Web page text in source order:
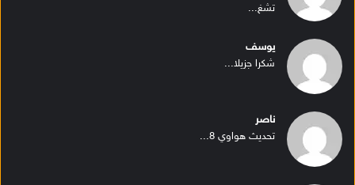
تشغ...
يوسف
شكرا جزيلا...
ناصر
تحديث هواوي 8...